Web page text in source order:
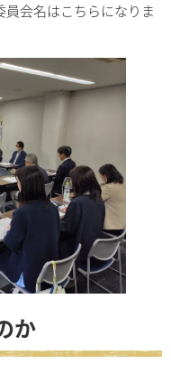
会名はこちらになりま
か